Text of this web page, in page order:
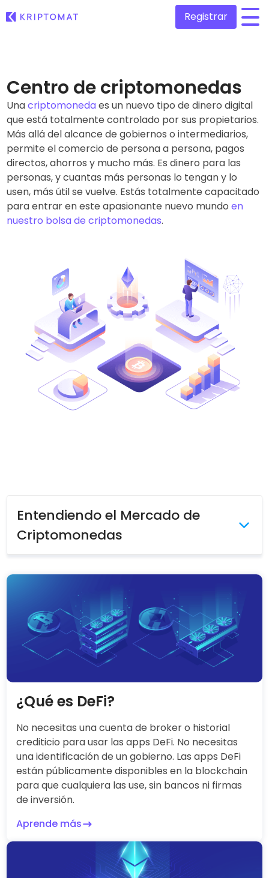
Más de 300 criptomonedas
Top de Ganadores y Perdedores
Encontrar oportunidades de inversión
Añadidos recientemente
Tokens recién añadidos a Kriptomat
Si hubiera comprado 100€ de…
…hoy valdría
Comprar y vender criptomonedas
Compra más de 300 criptomonedas
Intercambio de criptomonedas
Más de 1.000 opciones de emparejamiento
Carteras inteligentes
Una forma inteligente de invertir en criptomonedas
Monedero Kriptomat
Explorador de inversiones
Encuentra tu estrategia cripto
KriptoEarn
Gana recompensas con tus criptomonedas
Bóveda
Ahorra criptomonedas para tu futuro
Compra recurrente
Inversiones programadas regularmente (DCA)
Alertas de precios
Registrar
Centro de criptomonedas
Unacriptomonedaes un nuevo tipo de dinero digital
que está totalmente controlado por sus propietarios.
Más allá del alcance de gobiernos o intermediarios,
permite el comercio de persona a persona, pagos
directos, ahorros y mucho más. Es dinero para las
personas, y cuantas más personas lo tengan y lo
usen, más útil se vuelve. Estás totalmente capacitado
para entrar en este apasionante nuevo mundoen
nuestro bolsa de criptomonedas.
Entendiendo el Mercado de
Criptomonedas
Invirtiendo en Criptomonedas
Que las Criptomonedas Trabajen
¿Qué es DeFi?
No necesitas una cuenta de broker o historial
crediticio para usar las apps DeFi. No necesitas
una identificación de un gobierno. Las apps DeFi
están públicamente disponibles en la blockchain
para que cualquiera las use, sin bancos ni firmas
de inversión.
Aprende más